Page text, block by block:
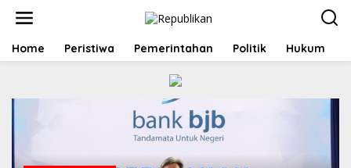
t
Home Peristiwa Pemerintahan Politik Hukum